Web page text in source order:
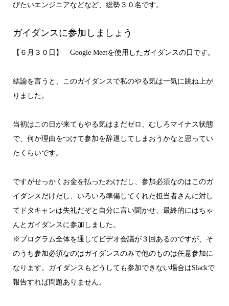
びたいエンジニアなどなど、総勢３０名です。
ガイダンスに参加しましょう
【６月３０日】 Google Meetを使用したガイダンスの日です。
結論を言うと、このガイダンスで私のやる気は一気に跳ね上が
りました。
当初はこの日が来てもやる気はまだゼロ、むしろマイナス状態
で、何か理由をつけて参加を辞退してしまおうかなと思ってい
たくらいです。
ですがせっかくお金を払ったわけだし、参加必須なのはこのガ
イダンスだけだし、いろいろ準備してくれた担当者さんに対し
てドタキャンは失礼だぞと自分に言い聞かせ、最終的にはちゃ
んとガイダンスに参加しました。
※プログラム全体を通してビデオ会議が３回あるのですが、そ
のうち参加必須なのはガイダンスのみで他のものは任意参加に
なります。ガイダンスもどうしても参加できない場合はSlackで
報告すれば問題ありません。